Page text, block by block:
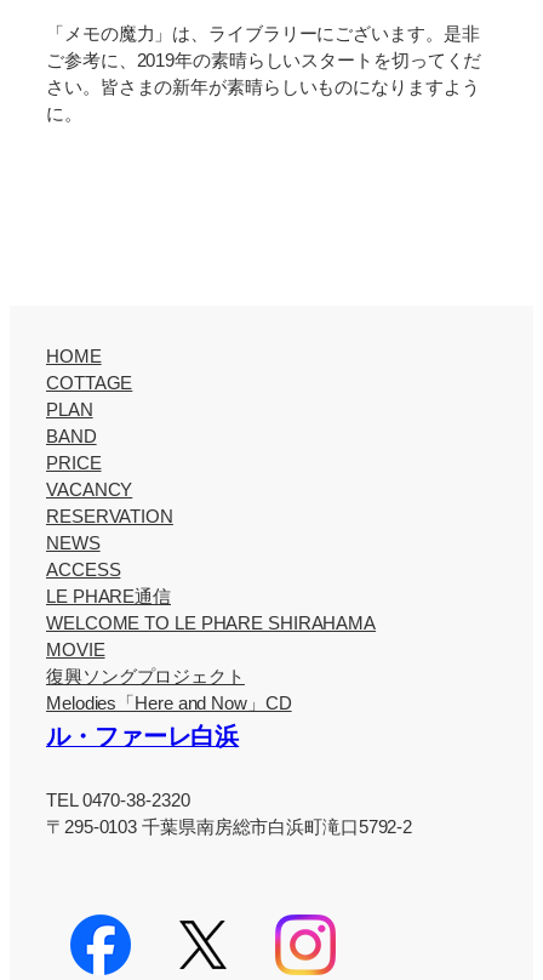
「メモの魔力」は、ライブラリーにございます。是非
ご参考に、2019年の素晴らしいスタートを切ってくだ
さい。皆さまの新年が素晴らしいものになりますよう
に。
HOME
COTTAGE
PLAN
BAND
PRICE
VACANCY
RESERVATION
NEWS
ACCESS
LE PHARE通信
WELCOME TO LE PHARE SHIRAHAMA
MOVIE
復興ソングプロジェクト
Melodies「Here and Now」CD
ル・ファーレ白浜
TEL 0470-38-2320
〒295-0103 千葉県南房総市白浜町滝口5792-2